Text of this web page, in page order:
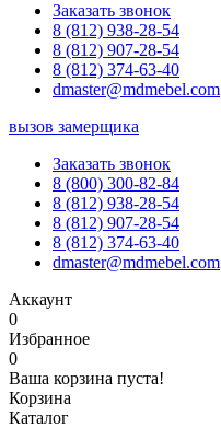
Заказать звонок
8 (812) 938-28-54
8 (812) 907-28-54
8 (812) 374-63-40
dmaster@mdmebel.com
вызов замерщика
Заказать звонок
8 (800) 300-82-84
8 (812) 938-28-54
8 (812) 907-28-54
8 (812) 374-63-40
dmaster@mdmebel.com
Аккаунт
0
Избранное
0
Ваша корзина пуста!
Корзина
Каталог